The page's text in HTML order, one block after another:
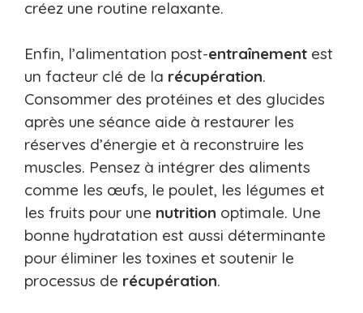
créez une routine relaxante.
Enfin, l’alimentation post-entraînement est
un facteur clé de la récupération.
Consommer des protéines et des glucides
après une séance aide à restaurer les
réserves d’énergie et à reconstruire les
muscles. Pensez à intégrer des aliments
comme les œufs, le poulet, les légumes et
les fruits pour une nutrition optimale. Une
bonne hydratation est aussi déterminante
pour éliminer les toxines et soutenir le
processus de récupération.